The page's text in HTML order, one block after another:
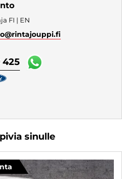
FI | EN
@rintajouppi.fi
425
sinulle